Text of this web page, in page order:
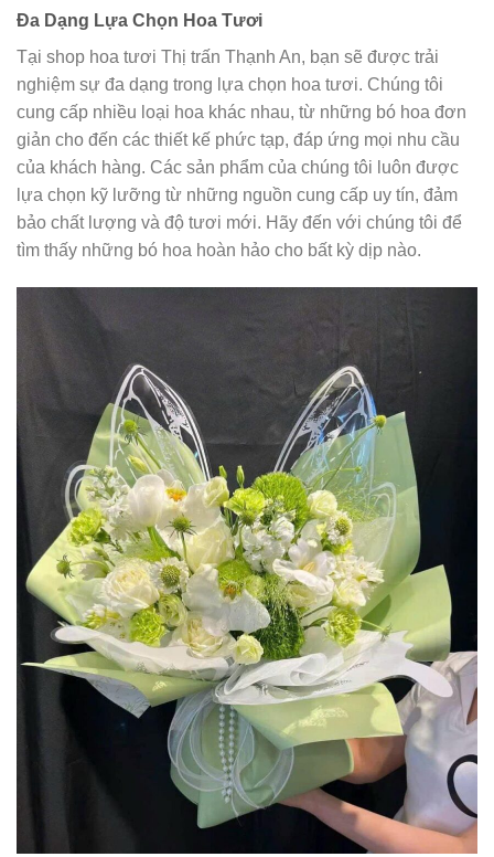
Đa Dạng Lựa Chọn Hoa Tươi
Tại shop hoa tươi Thị trấn Thạnh An, bạn sẽ được trải
nghiệm sự đa dạng trong lựa chọn hoa tươi. Chúng tôi
cung cấp nhiều loại hoa khác nhau, từ những bó hoa đơn
giản cho đến các thiết kế phức tạp, đáp ứng mọi nhu cầu
của khách hàng. Các sản phẩm của chúng tôi luôn được
lựa chọn kỹ lưỡng từ những nguồn cung cấp uy tín, đảm
bảo chất lượng và độ tươi mới. Hãy đến với chúng tôi để
tìm thấy những bó hoa hoàn hảo cho bất kỳ dịp nào.